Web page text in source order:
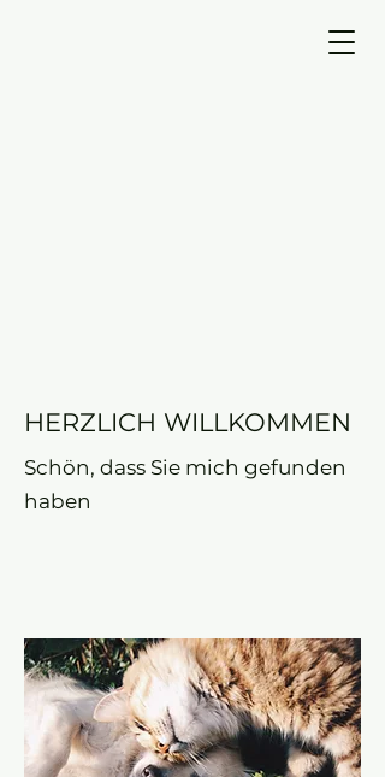
HERZLICH WILLKOMMEN
Schön, dass Sie mich gefunden
haben